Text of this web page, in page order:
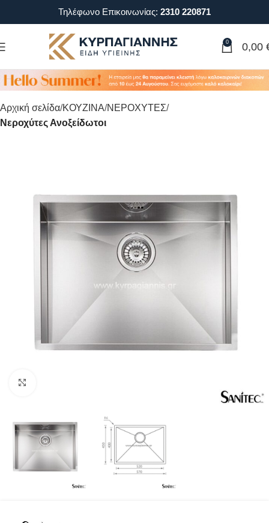
Τηλέφωνο Επικοινωνίας: 2310 220871
0 0,00
Αρχική σελίδα ΚΟΥΖΙΝΑ ΝΕΡΟΧΥΤΕΣ
Νεροχύτες Ανοξείδωτοι